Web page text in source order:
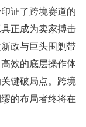
证了跨境赛道的
正成为卖家搏击
政与巨头围剿带
效的底层操作体
键破局点。跨境
的布局者终将在